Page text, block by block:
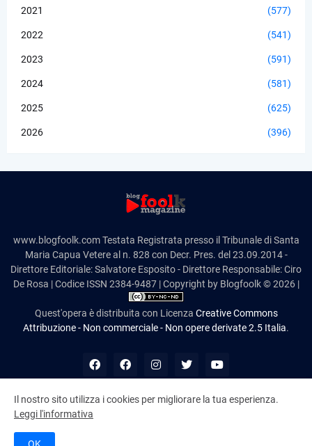
2021 (577)
2022 (541)
2023 (591)
2024 (581)
2025 (625)
2026 (396)
www.blogfoolk.com Testata Registrata presso il Tribunale di Santa
Maria Capua Vetere al n. 828 con Decr. Pres. del 23.09.2014 -
Direttore Editoriale: Salvatore Esposito - Direttore Responsabile: Ciro
De Rosa | Codice ISSN 2384-9487 | Copyright by Blogfoolk © 2026 |
Quest'opera è distribuita con Licenza Creative Commons
Attribuzione - Non commerciale - Non opere derivate 2.5 Italia.
10,982,417
Il nostro sito utilizza i cookies per migliorare la tua esperienza.
Leggi l'informativa